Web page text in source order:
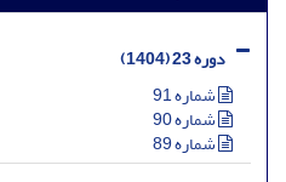
دوره 23 (1404)
شماره 91
شماره 90
شماره 89